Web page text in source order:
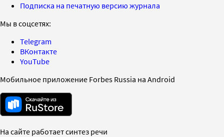
Подписка на печатную версию журнала
Мы в соцсетях:
Telegram
ВКонтакте
YouTube
Мобильное приложение Forbes Russia на Android
На сайте работает синтез речи